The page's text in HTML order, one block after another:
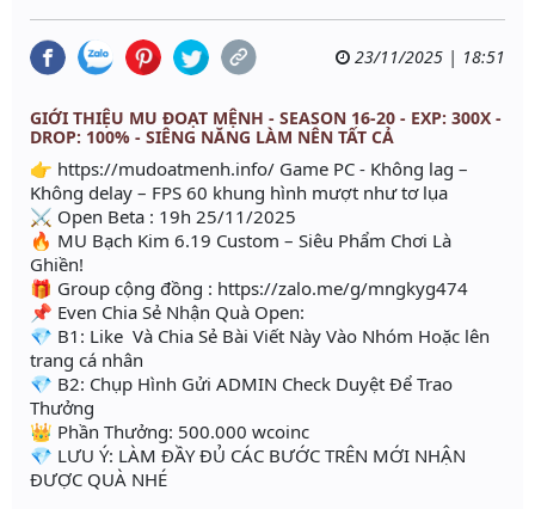
23/11/2025 | 18:51
GIỚI THIỆU MU ĐOẠT MỆNH - SEASON 16-20 - EXP: 300X -
DROP: 100% - SIÊNG NĂNG LÀM NÊN TẤT CẢ
👉 https://mudoatmenh.info/ Game PC - Không lag –
Không delay – FPS 60 khung hình mượt như tơ lụa
⚔ Open Beta : 19h 25/11/2025
🔥 MU Bạch Kim 6.19 Custom – Siêu Phẩm Chơi Là
Ghiền!
🎁 Group cộng đồng : https://zalo.me/g/mngkyg474
📌 Even Chia Sẻ Nhận Quà Open:
💎 B1: Like Và Chia Sẻ Bài Viết Này Vào Nhóm Hoặc lên
trang cá nhân
💎 B2: Chụp Hình Gửi ADMIN Check Duyệt Để Trao
Thưởng
👑 Phần Thưởng: 500.000 wcoinc
💎 LƯU Ý: LÀM ĐẦY ĐỦ CÁC BƯỚC TRÊN MỚI NHẬN
ĐƯỢC QUÀ NHÉ